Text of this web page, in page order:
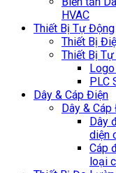
HVAC
Thiết Bị Tự Động
Thiết Bị
Thiết Bị
PLC
Dây & Cáp Điện
Dây &
Dây
diện
Cáp
loại